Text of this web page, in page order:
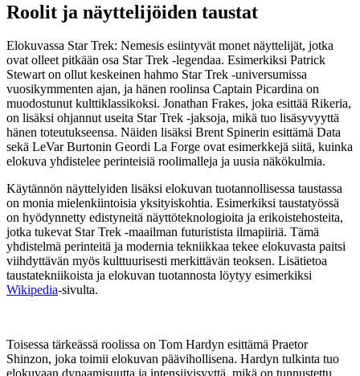
Roolit ja näyttelijöiden taustat
Elokuvassa Star Trek: Nemesis esiintyvät monet näyttelijät, jotka
ovat olleet pitkään osa Star Trek -legendaa. Esimerkiksi Patrick
Stewart on ollut keskeinen hahmo Star Trek -universumissa
vuosikymmenten ajan, ja hänen roolinsa Captain Picardina on
muodostunut kulttiklassikoksi. Jonathan Frakes, joka esittää Rikeria,
on lisäksi ohjannut useita Star Trek -jaksoja, mikä tuo lisäsyvyyttä
hänen toteutukseensa. Näiden lisäksi Brent Spinerin esittämä Data
sekä LeVar Burtonin Geordi La Forge ovat esimerkkejä siitä, kuinka
elokuva yhdistelee perinteisiä roolimalleja ja uusia näkökulmia.
Käytännön näyttelyiden lisäksi elokuvan tuotannollisessa taustassa
on monia mielenkiintoisia yksityiskohtia. Esimerkiksi taustatyössä
on hyödynnetty edistyneitä näyttöteknologioita ja erikoistehosteita,
jotka tukevat Star Trek -maailman futuristista ilmapiiriä. Tämä
yhdistelmä perinteitä ja modernia tekniikkaa tekee elokuvasta paitsi
viihdyttävän myös kulttuurisesti merkittävän teoksen. Lisätietoa
taustatekniikoista ja elokuvan tuotannosta löytyy esimerkiksi
Wikipedia-sivulta.
Toisessa tärkeässä roolissa on Tom Hardyn esittämä Praetor
Shinzon, joka toimii elokuvan päävihollisena. Hardyn tulkinta tuo